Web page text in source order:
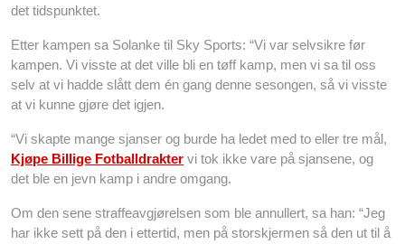
det tidspunktet.
Etter kampen sa Solanke til Sky Sports: “Vi var selvsikre før
kampen. Vi visste at det ville bli en tøff kamp, men vi sa til oss
selv at vi hadde slått dem én gang denne sesongen, så vi visste
at vi kunne gjøre det igjen.
“Vi skapte mange sjanser og burde ha ledet med to eller tre mål,
Kjøpe Billige Fotballdrakter vi tok ikke vare på sjansene, og
det ble en jevn kamp i andre omgang.
Om den sene straffeavgjørelsen som ble annullert, sa han: “Jeg
har ikke sett på den i ettertid, men på storskjermen så den ut til å